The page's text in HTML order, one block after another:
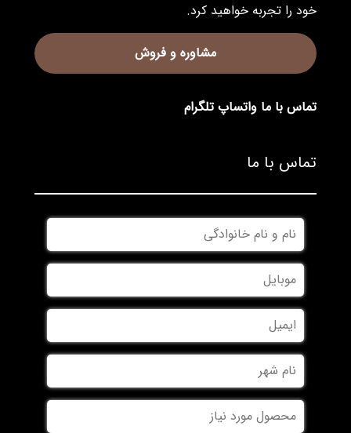
خود را تجربه خواهید کرد.
مشاوره و فروش
تماس با ما واتساپ تلگرام
تماس با ما
*